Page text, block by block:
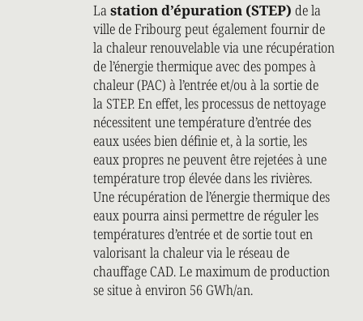
Lastation d’épuration (STEP) de la
ville de Fribourg peut également fournir de
la chaleur renouvelable via une récupération
de l’énergie thermique avec des pompes à
chaleur (PAC) à l’entrée et/ou à la sortie de
la STEP. En effet, les processus de nettoyage
nécessitent une température d’entrée des
eaux usées bien définie et, à la sortie, les
eaux propres ne peuvent être rejetées à une
température trop élevée dans les rivières.
Une récupération de l’énergie thermique des
eaux pourra ainsi permettre de réguler les
températures d’entrée et de sortie tout en
valorisant la chaleur via le réseau de
chauffage CAD. Le maximum de production
se situe à environ 56 GWh/an.